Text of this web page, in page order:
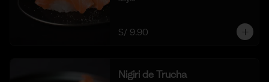
S/ 9.90
Nigiri de Trucha